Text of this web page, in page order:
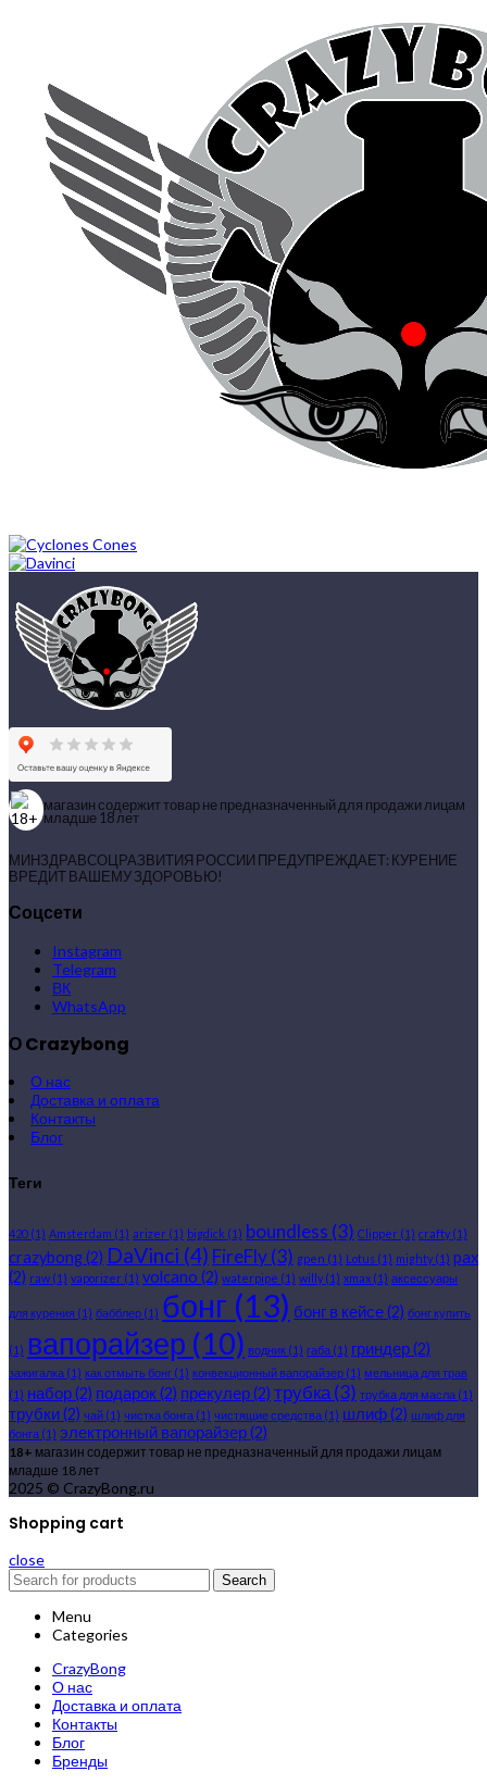
магазин содержит товар не предназначенный для продажи лицам
младше 18 лет
МИНЗДРАВСОЦРАЗВИТИЯ РОССИИ ПРЕДУПРЕЖДАЕТ: КУРЕНИЕ
ВРЕДИТ ВАШЕМУ ЗДОРОВЬЮ!
Соцсети
Instagram
Telegram
ВК
WhatsApp
О Crazybong
О нас
Доставка и оплата
Контакты
Блог
Теги
420 (1) Amsterdam (1) arizer (1) bigdick (1) boundless (3) Clipper (1) crafty(1)
crazybong(2) DaVinci (4) FireFly(3) gpen (1) Lotus (1) mighty(1) pax
(2) raw (1) vaporizer (1) volcano (2) waterpipe (1) willy(1) xmax (1) аксессуары
для курения (1) бабблер (1) бонг (13) бонг в кейсе(2) бонг купить
(1) вапорайзер (10) водник (1) габа (1) гриндер(2)
зажигалка (1) как отмыть бонг (1) конвекционный вапорайзер (1) мельница для трав
(1) набор(2) подарок(2) прекулер(2) трубка(3) трубка для масла (1)
трубки(2) чай (1) чистка бонга (1) чистящие средства (1) шлиф(2) шлиф для
бонга (1) электронный вапорайзер(2)
18+ магазин содержит товар не предназначенный для продажи лицам
младше 18 лет
2025 © CrazyBong.ru
Shopping cart
close
Search
Menu
Categories
CrazyBong
О нас
Доставка и оплата
Контакты
Блог
Бренды